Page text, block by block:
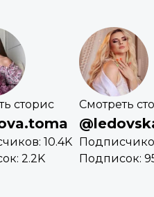
сторис
10.4K
2.2K
Смотреть
Подписок: